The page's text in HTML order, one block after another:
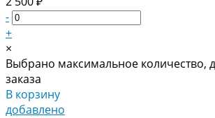
-
+
×
Выбрано максимальное количество,
заказа
В корзину
добавлено